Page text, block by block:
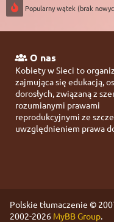
Popularny wątek (brak
O nas
Kobiety w Sieci to
zajmująca się edukacją,
dorosłych, związaną z
rozumianymi prawami
reprodukcyjnymi ze
uwzględnieniem prawa
Polskie tłumaczenie ©
2002-2026 MyBB Group.